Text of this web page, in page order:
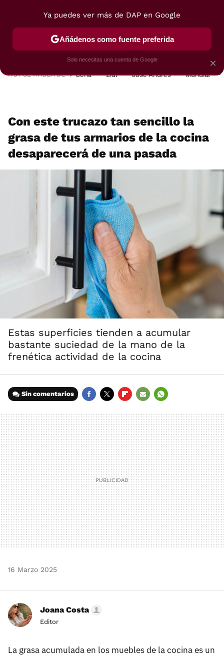
POSTRES VIAJES SELECCIÓN VEGUI
HOY SE HABLA DE Cena Lidl José Andrés Mundial
Con este trucazo tan sencillo la
grasa de tus armarios de la cocina
desaparecerá de una pasada
Estas superficies tienden a acumular
bastante suciedad de la mano de la
frenética actividad de la cocina
Sin comentarios
MAIL
16 Marzo 2025
Joana Costa
Editor
La grasa acumulada en los muebles de la cocina es un
×
Ya puedes ver más de DAP en Google
Añádenos como fuente preferida
Solo necesitas una cuenta de Google